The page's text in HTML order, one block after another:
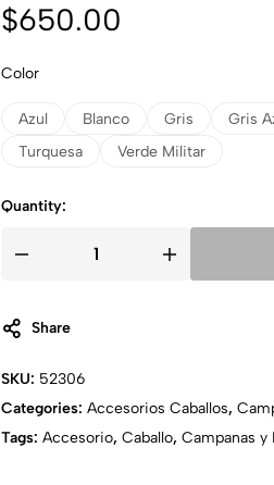
$650.00
Color
Azul Blanco Gris
Gris
Turquesa
Verde Militar
Quantity:
Share
SKU: 52306
Categories: Accesorios Caballos,
Tags: Accesorio, Caballo, Campanas